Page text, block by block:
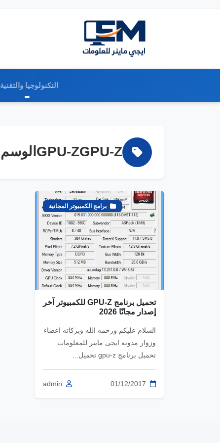
التكنولوجيا والتقنية
GPU-ZGPU-Zالوسم:
برامج الكمبيوتر المجانية
تحميل برنامج GPU-Z للكمبيوتر آخر
إصدار مجانًا 2026
السلام عليكم ورحمه الله وبركاته اعضاء
وزوار مدونه ايجى ماينر للمعلومات
تحميل برنامج gpu-z تحميل...